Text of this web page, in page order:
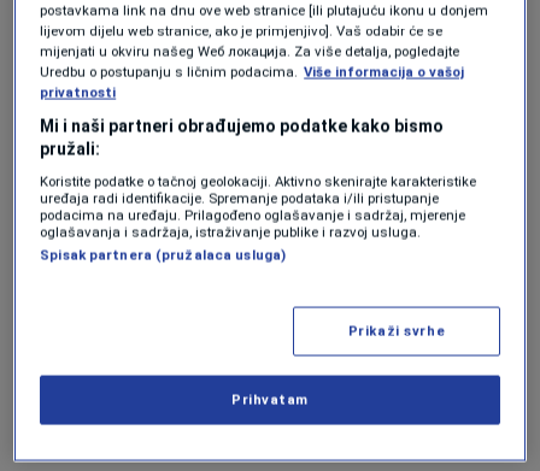
Akcija je, između ostalog rezultat potpisanog
protokola koji je Tužilaštva KS s Uredom za
borbu protiv korupcije i Upravom policije MUP-
a KS. Asistira i OSA BiH.
Program N1 televizije možete pratiti UŽIVO
kao i putem aplikacija
WhatsApp kanalu klikomovdje
postavkama link na dnu ove web stranice [ili plutajuću ikonu u donjem
lijevom dijelu web stranice, ako je primjenjivo]. Vaš odabir će se
mijenjati u okviru našeg Wеб локација. Za više detalja, pogledajte
Uredbu o postupanju s ličnim podacima. Više informacija o vašoj
privatnosti
Mi i naši partneri obrađujemo podatke kako bismo
pružali:
Koristite podatke o tačnoj geolokaciji. Aktivno skenirajte karakteristike
uređaja radi identifikacije. Spremanje podataka i/ili pristupanje
podacima na uređaju. Prilagođeno oglašavanje i sadržaj, mjerenje
oglašavanja i sadržaja, istraživanje publike i razvoj usluga.
Spisak partnera (pružalaca usluga)
Prikaži svrhe
Prihvatam